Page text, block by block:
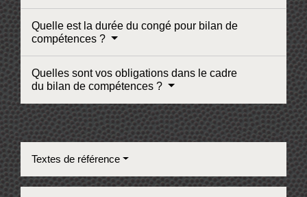
Quelle est la durée du congé pour bilan de
compétences ?
Quelles sont vos obligations dans le cadre
du bilan de compétences ?
Textes de référence